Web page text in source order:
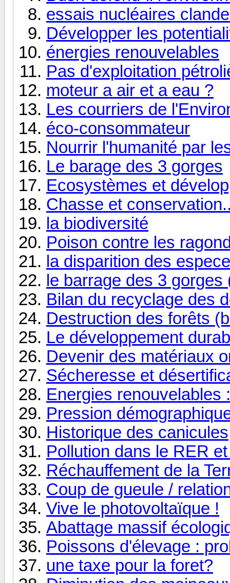
essais nucléaires
Développer les
énergies renouvelables
Pas d'exploitation
moteur a air et a eau ?
Les courriers de
éco-consommateur
Nourrir l'humanité par
Le barage des 3 gorges
Ecosystèmes et
Chasse et
la biodiversité
Poison contre les
la disparition des
le barrage des 3 gorges
Bilan du recyclage des
Destruction des forêts
Le développement
Devenir des matériaux
Sécheresse et
Energies renouvelables
Pression
Historique des canicules
Pollution dans le RER
Réchauffement de la
Coup de gueule /
Vive le photovoltaïque !
Abattage massif
Poissons d'élevage :
une taxe pour la foret?